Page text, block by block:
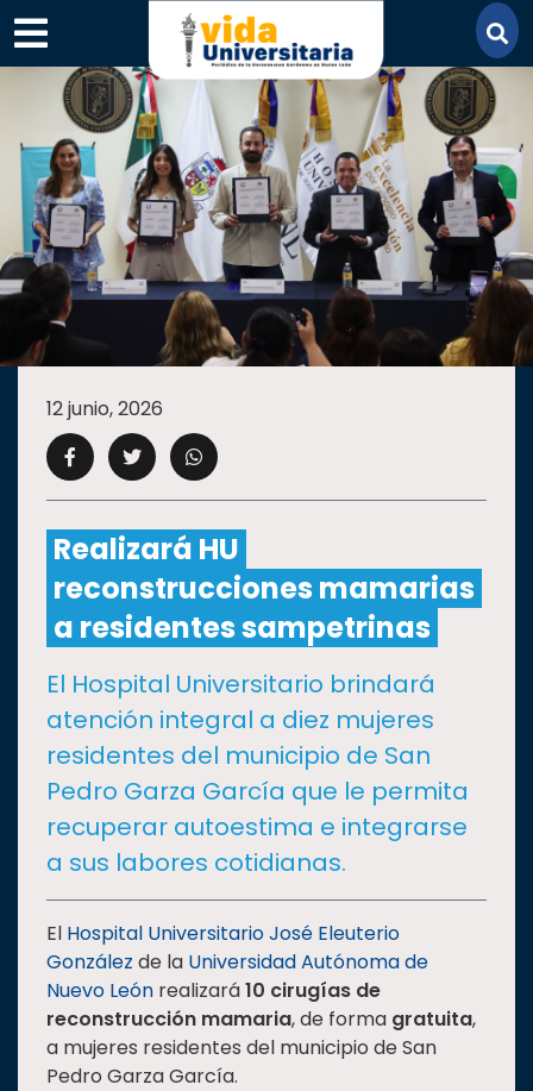
×
SECCIONES
ACADEMIA
CAMPUS UANL
CULTURA
DEPORTES
I+D+IEXPERTOS
SALUD
SUSTENTABILIDAD
TEMAS
Oferta
educativa
12 junio, 2026
Realizará HU
reconstrucciones mamarias
a residentes sampetrinas
El Hospital Universitario brindará
atención integral a diez mujeres
residentes del municipio de San
Pedro Garza García que le permita
recuperar autoestima e integrarse
a sus labores cotidianas.
El Hospital Universitario José Eleuterio
González de la Universidad Autónoma de
Nuevo León realizará10 cirugías de
reconstrucción mamaria, de forma gratuita,
a mujeres residentes del municipio de San
Pedro Garza García.